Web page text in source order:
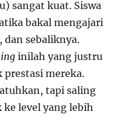
sangat kuat. Siswa
bakal mengajari
dan sebaliknya.
inilah yang justru
prestasi mereka.
tapi saling
level yang lebih